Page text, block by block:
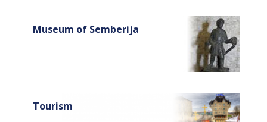
Museum of Semberija
Tourism